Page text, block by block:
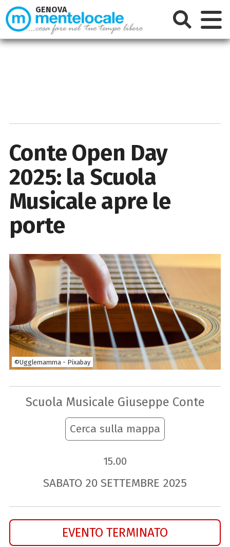
Conte Open Day
2025: la Scuola
Musicale apre le
porte
©Ugglemamma - Pixabay
Scuola Musicale Giuseppe Conte
Cerca sulla mappa
15.00
SABATO 20 SETTEMBRE 2025
EVENTO TERMINATO
GENOVA